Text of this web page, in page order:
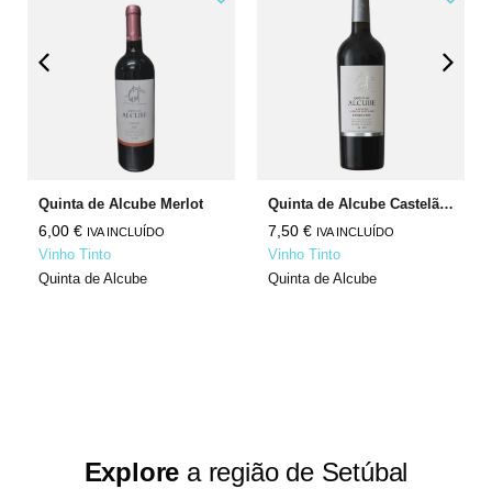
Quinta de Alcube Merlot
6,00 € IVA INCLUÍDO
Vinho Tinto
Quinta de Alcube
Quinta de Alcube Castelão Cabernet Sauvignon
7,50 € IVA INCLUÍDO
Vinho Tinto
Quinta de Alcube
Explore a região de Setúbal